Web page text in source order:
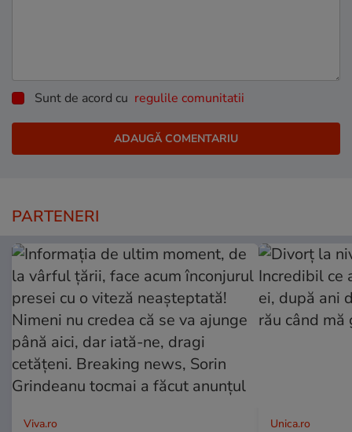
Sunt de acord cu regulile comunitatii
PARTENERI
Viva.ro Unica.ro